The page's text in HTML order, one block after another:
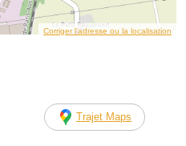
Corriger l’adresse ou la localisation
Trajet Maps